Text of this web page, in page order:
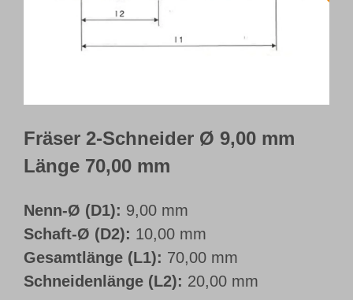
Webshop
Fräser 2-Schneider Ø 9,00 mm
Länge 70,00 mm
Nenn-Ø (D1): 9,00 mm
Schaft-Ø (D2): 10,00 mm
Gesamtlänge (L1): 70,00 mm
Schneidenlänge (L2): 20,00 mm